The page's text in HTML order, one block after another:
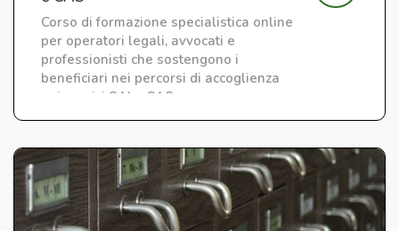
Corso di formazione specialistica online
per operatori legali, avvocati e
professionisti che sostengono i
beneficiari nei percorsi di accoglienza
nei servizi SAI e CAS.